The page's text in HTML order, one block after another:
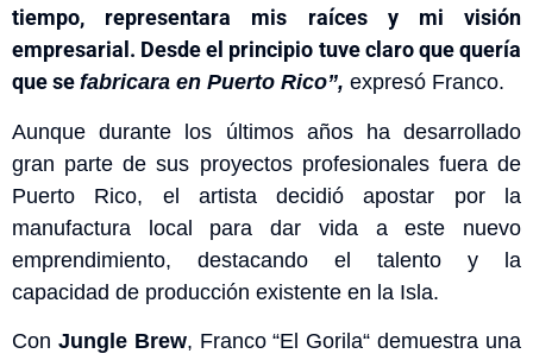
tiempo, representara mis raíces y mi visión
empresarial. Desde el principio tuve claro que quería
que se fabricara en Puerto Rico”, expresó Franco.
Aunque durante los últimos años ha desarrollado
gran parte de sus proyectos profesionales fuera de
Puerto Rico, el artista decidió apostar por la
manufactura local para dar vida a este nuevo
emprendimiento, destacando el talento y la
capacidad de producción existente en la Isla.
Con Jungle Brew, Franco“El Gorila“ demuestra una